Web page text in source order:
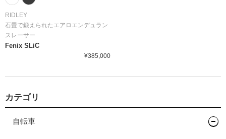
RIDLEY
⽯畳で鍛えられたエアロエンデュラン
スレーサー
Fenix SLiC
¥385,000
カテゴリ
自転車